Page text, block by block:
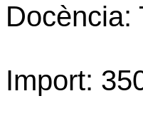
Docència:
Import: